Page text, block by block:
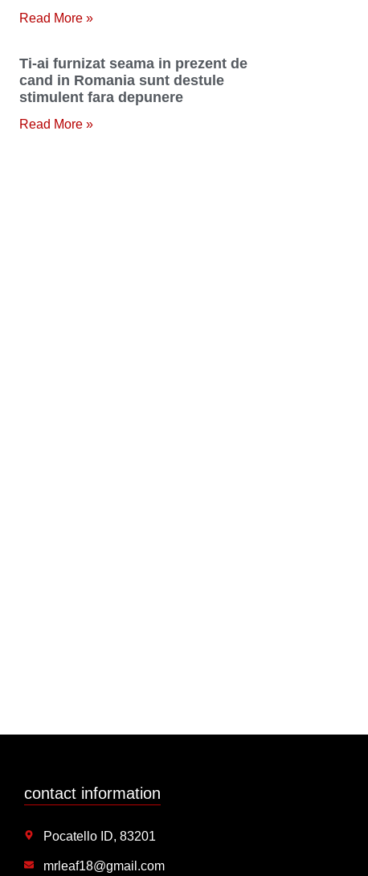
Read More »
Ti-ai furnizat seama in prezent de
cand in Romania sunt destule
stimulent fara depunere
Read More »
contact information
Pocatello ID, 83201
mrleaf18@gmail.com